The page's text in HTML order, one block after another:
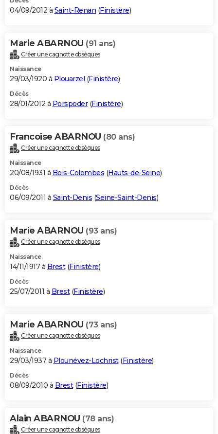
04/09/2012 à Saint-Renan (Finistère)
Marie ABARNOU (91 ans)
Créer une cagnotte obsèques
Naissance
29/03/1920 à Plouarzel (Finistère)
Décès
28/01/2012 à Porspoder(Finistère)
Francoise ABARNOU (80 ans)
Créer une cagnotte obsèques
Naissance
20/08/1931 à Bois-Colombes (Hauts-de-Seine)
Décès
06/09/2011 à Saint-Denis (Seine-Saint-Denis)
Marie ABARNOU (93 ans)
Créer une cagnotte obsèques
Naissance
14/11/1917 à Brest(Finistère)
Décès
25/07/2011 à Brest(Finistère)
Marie ABARNOU (73 ans)
Créer une cagnotte obsèques
Naissance
29/03/1937 à Plounévez-Lochrist(Finistère)
Décès
08/09/2010 à Brest(Finistère)
Alain ABARNOU (78 ans)
Créer une cagnotte obsèques